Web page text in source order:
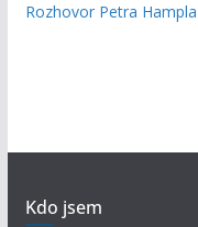
Rozhovor Petra
Kdo jsem